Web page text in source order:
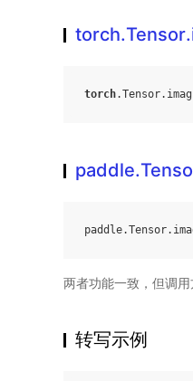
torch.Tensor. imag
paddle.Tensor.
两者功能一致，但调用
转写示例